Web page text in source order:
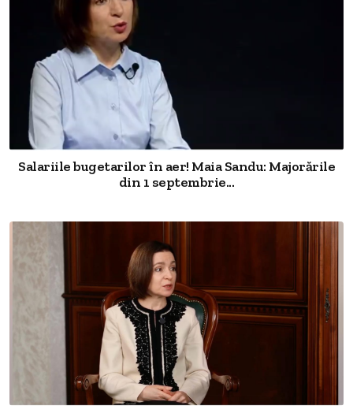
Salariile bugetarilor în aer! Maia Sandu: Majorările
din 1 septembrie...